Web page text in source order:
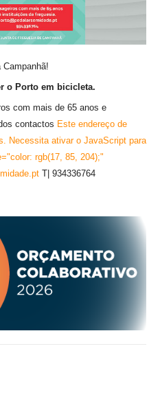
DO EXECUTIVO
o Porto em bicicleta.
com mais de 65 anos e
contactos Este endereço de
Necessita ativar o JavaScript para
rgb(17, 85, 204);"
T| 934336764